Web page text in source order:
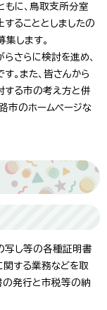
に、鳥取支所分室
ることとしましたの
します。
さらに検討を進め、
。また、皆さんから
する市の考え方と併
市のホームページな
写し等の各種証明書
する業務などを取
の発行と市税等の納